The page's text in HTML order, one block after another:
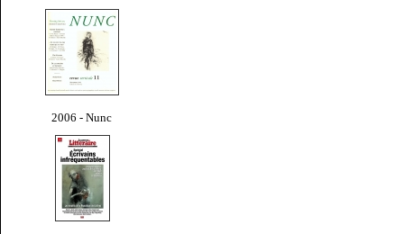
2006 - Nunc